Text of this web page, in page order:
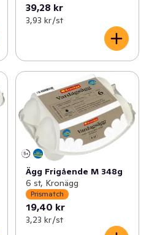
39,28 kr
3,93 kr /st
Ägg Frigående M 348g
6 st, Kronägg
Prismatch
19,40 kr
3,23 kr /st